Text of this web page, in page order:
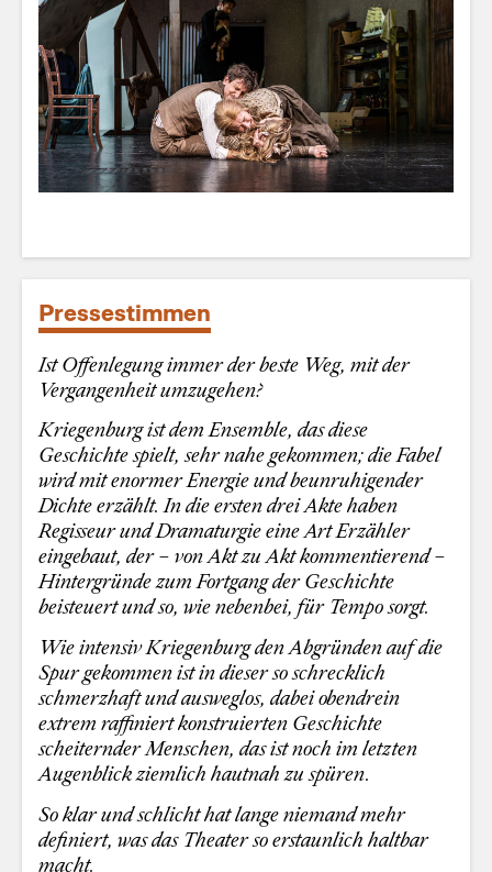
Pressestimmen
Ist Offenlegung immer der beste Weg, mit der
Vergangenheit umzugehen?
Kriegenburg ist dem Ensemble, das diese
Geschichte spielt, sehr nahe gekommen; die Fabel
wird mit enormer Energie und beunruhigender
Dichte erzählt. In die ersten drei Akte haben
Regisseur und Dramaturgie eine Art Erzähler
eingebaut, der – von Akt zu Akt kommentierend –
Hintergründe zum Fortgang der Geschichte
beisteuert und so, wie nebenbei, für Tempo sorgt.
Wie intensiv Kriegenburg den Abgründen auf die
Spur gekommen ist in dieser so schrecklich
schmerzhaft und ausweglos, dabei obendrein
extrem raffiniert konstruierten Geschichte
scheiternder Menschen, das ist noch im letzten
Augenblick ziemlich hautnah zu spüren.
So klar und schlicht hat lange niemand mehr
definiert, was das Theater so erstaunlich haltbar
macht.